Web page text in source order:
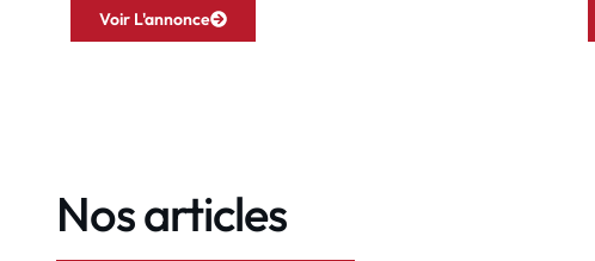
Voir L'annonce
Nos articles